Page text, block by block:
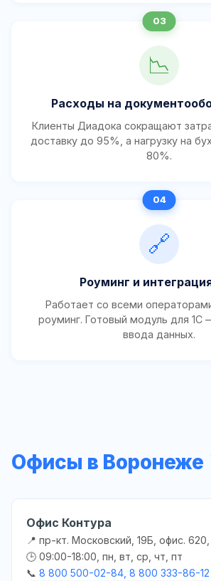
📉
Расходы на
Клиенты Диадока сокращают
доставку до 95%, а нагрузку на
80%.
🔗
Роуминг и
Работает со всеми
роуминг. Готовый модуль для 1С
ввода данных.
Офисы в Воронеже
Офис Контура
📍 пр-кт. Московский, 19Б, офис.
🕒 09:00-18:00, пн, вт, ср, чт, пт
📞 8 800 500-02-84, 8 800 333-86-12